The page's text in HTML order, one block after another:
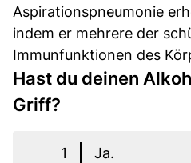
Aspirationspneumonie
indem er mehrere der
Immunfunktionen des
Hast du deinen
Griff?
1 Ja.